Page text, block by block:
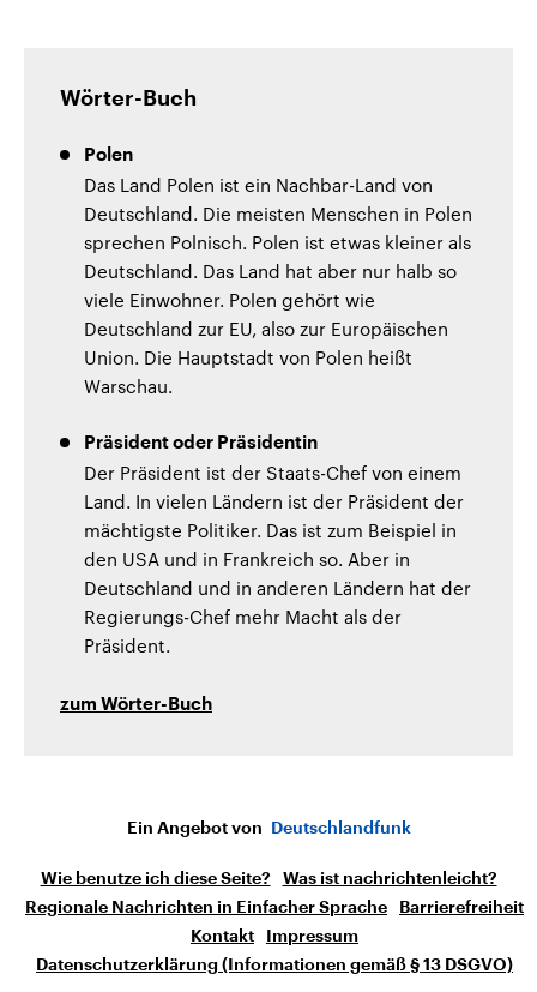
Wörter-Buch
Polen
Das Land Polen ist ein Nachbar-Land von
Deutschland. Die meisten Menschen in Polen
sprechen Polnisch. Polen ist etwas kleiner als
Deutschland. Das Land hat aber nur halb so
viele Einwohner. Polen gehört wie
Deutschland zur EU, also zur Europäischen
Union. Die Hauptstadt von Polen heißt
Warschau.
Präsident oder Präsidentin
Der Präsident ist der Staats-Chef von einem
Land. In vielen Ländern ist der Präsident der
mächtigste Politiker. Das ist zum Beispiel in
den USA und in Frankreich so. Aber in
Deutschland und in anderen Ländern hat der
Regierungs-Chef mehr Macht als der
Präsident.
zum Wörter-Buch
Ein Angebot von Deutschlandfunk
Wie benutze ich diese Seite?
Was ist nachrichtenleicht?
Regionale Nachrichten in Einfacher Sprache
Barrierefreiheit
Kontakt
Impressum
Datenschutzerklärung (Informationen gemäß § 13 DSGVO)